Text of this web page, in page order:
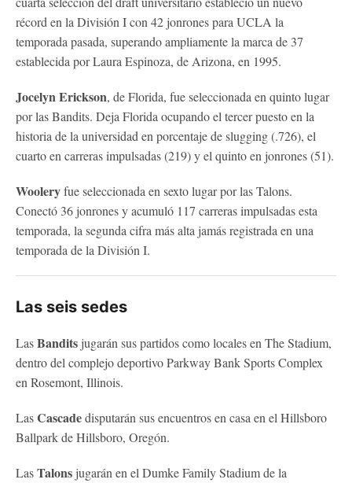
récord en la División I con 42 jonrones para UCLA la
temporada pasada, superando ampliamente la marca de 37
establecida por Laura Espinoza, de Arizona, en 1995.
Jocelyn Erickson, de Florida, fue seleccionada en quinto lugar
por las Bandits. Deja Florida ocupando el tercer puesto en la
historia de la universidad en porcentaje de slugging (.726), el
cuarto en carreras impulsadas (219) y el quinto en jonrones (51).
Wooleryfue seleccionada en sexto lugar por las Talons.
Conectó 36 jonrones y acumuló 117 carreras impulsadas esta
temporada, la segunda cifra más alta jamás registrada en una
temporada de la División I.
Las seis sedes
LasBandits jugarán sus partidos como locales en The Stadium,
dentro del complejo deportivo Parkway Bank Sports Complex
en Rosemont, Illinois.
LasCascadedisputarán sus encuentros en casa en el Hillsboro
Ballpark de Hillsboro, Oregón.
LasTalons jugarán en el Dumke Family Stadium de la